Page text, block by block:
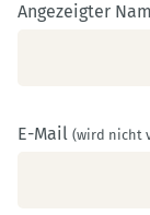
Angezeigter
E-Mail (wird nicht